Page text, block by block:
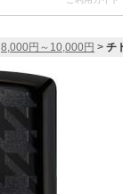
8,000円～10,000円 > チ